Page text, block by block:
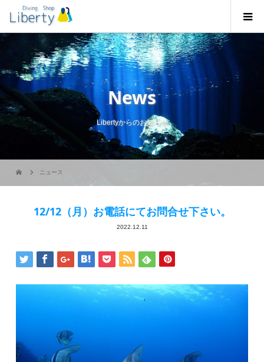
News
Libertyからのお知らせ
ニュース
12/12（月）お電話にてお問合せ下さい。
2022.12.11